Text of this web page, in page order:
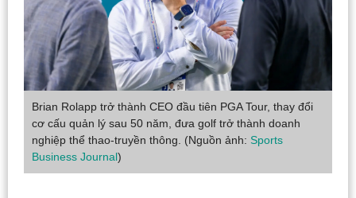
Brian Rolapp trở thành CEO đầu tiên PGA Tour, thay đổi
cơ cấu quản lý sau 50 năm, đưa golf trở thành doanh
nghiệp thể thao-truyền thông. (Nguồn ảnh: Sports
Business Journal)